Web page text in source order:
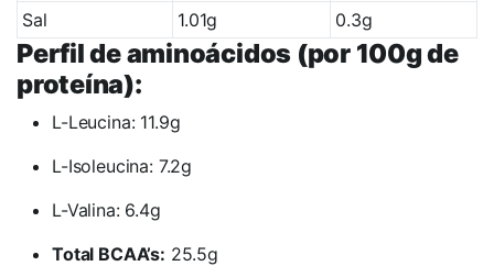
Sal
1.01g 0.3g
Perfil de aminoácidos (por 100g de
proteína):
L-Leucina: 11.9g
L-Isoleucina: 7.2g
L-Valina: 6.4g
Total BCAA’s: 25.5g